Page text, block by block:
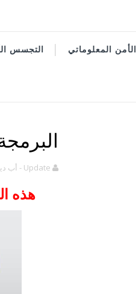
الأمن المعلوماتي التجسس
Update - أب ديت
هذه